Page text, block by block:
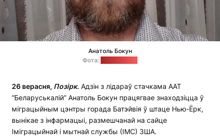
Анатоль Бокун
Фота:
26 верасня, Позірк. Адзін з лідараў стачкама ААТ
“Беларуськалій” Анатоль Бокун працягвае знаходзіцца ў
міграцыйным цэнтры горада Батэйвія ў штаце Нью-Ёрк,
вынікае з інфармацыі, размешчанай на сайце
Іміграцыйнай і мытнай службы (ІМС) ЗША.